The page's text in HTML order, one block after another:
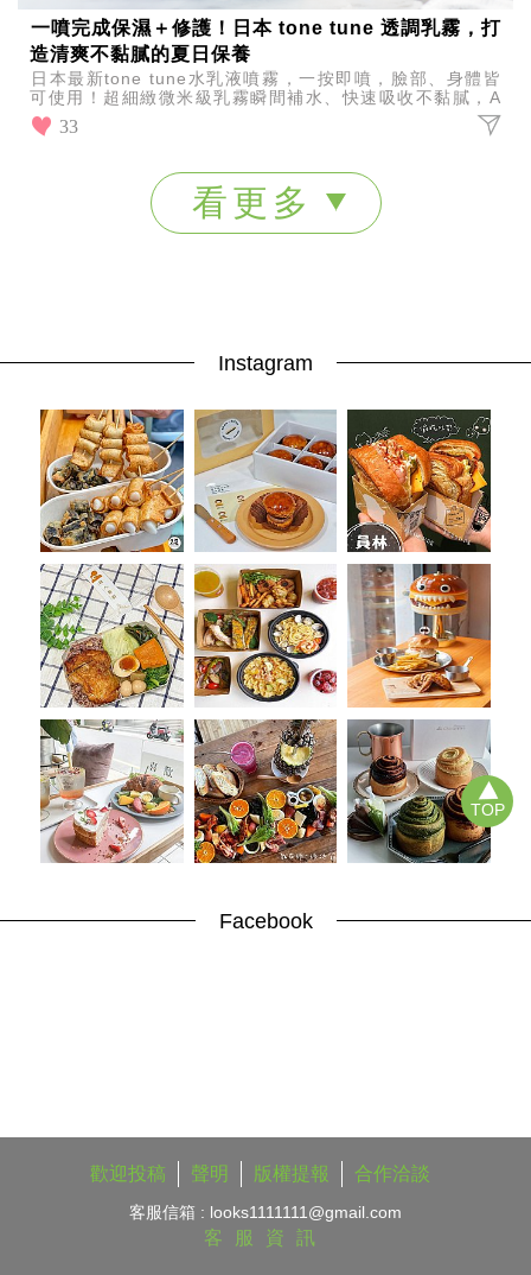
TOP
一噴完成保濕＋修護！日本 tone tune 透調乳霧，打
造清爽不黏膩的夏日保養
日本最新tone tune水乳液噴霧，一按即噴，臉部、身體皆
可使用！超細緻微米級乳霧瞬間補水、快速吸收不黏膩，A
醇潤澤修護、維C透亮淨膚，夏天保養輕鬆一瓶完成。
33
看更多
Instagram
Facebook
客服資訊
客服信箱 : looks1111111@gmail.com
歡迎投稿 聲明 版權提報 合作洽談